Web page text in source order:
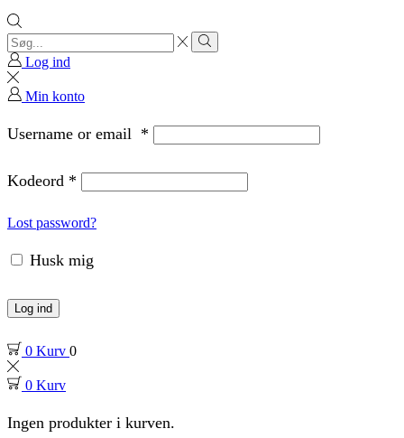
Search
input
Search
Log ind
Min konto
Username or email *
Kodeord *
Lost password?
Husk mig
Log ind
0 Kurv 0
0 Kurv
Ingen produkter i kurven.